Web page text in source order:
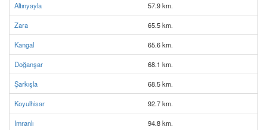
Altınyayla 57.9 km.
Zara 65.5 km.
Kangal 65.6 km.
Doğanşar 68.1 km.
Şarkışla 68.5 km.
Koyulhisar 92.7 km.
Imranlı 94.8 km.